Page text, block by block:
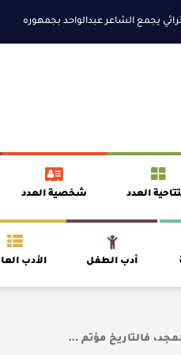
الشاعر عبدالواحد بجمهوره
العدد شخصية العدد
أدب الطفل الأدب
فالتاريخ مؤتم …